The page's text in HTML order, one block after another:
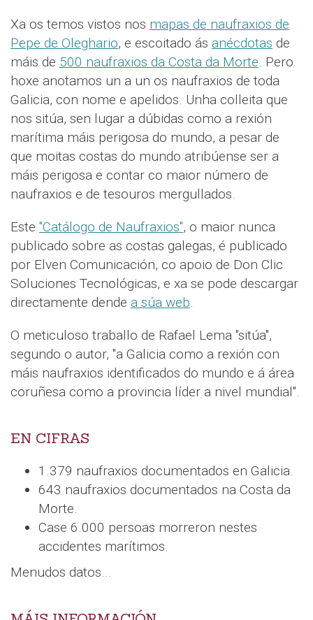
Xa os temos vistos nos mapas de naufraxios de
Pepe de Oleghario, e escoitado ás anécdotas de
máis de 500 naufraxios da Costa da Morte. Pero
hoxe anotamos un a un os naufraxios de toda
Galicia, con nome e apelidos. Unha colleita que
nos sitúa, sen lugar a dúbidas como a rexión
marítima máis perigosa do mundo, a pesar de
que moitas costas do mundo atribúense ser a
máis perigosa e contar co maior número de
naufraxios e de tesouros mergullados.
Este "Catálogo de Naufraxios", o maior nunca
publicado sobre as costas galegas, é publicado
por Elven Comunicación, co apoio de Don Clic
Soluciones Tecnológicas, e xa se pode descargar
directamente dende a súa web.
O meticuloso traballo de Rafael Lema "sitúa",
segundo o autor, "a Galicia como a rexión con
máis naufraxios identificados do mundo e á área
coruñesa como a provincia líder a nivel mundial".
EN CIFRAS
1.379 naufraxios documentados en Galicia.
643 naufraxios documentados na Costa da
Morte.
Case 6.000 persoas morreron nestes
accidentes marítimos.
Menudos datos...